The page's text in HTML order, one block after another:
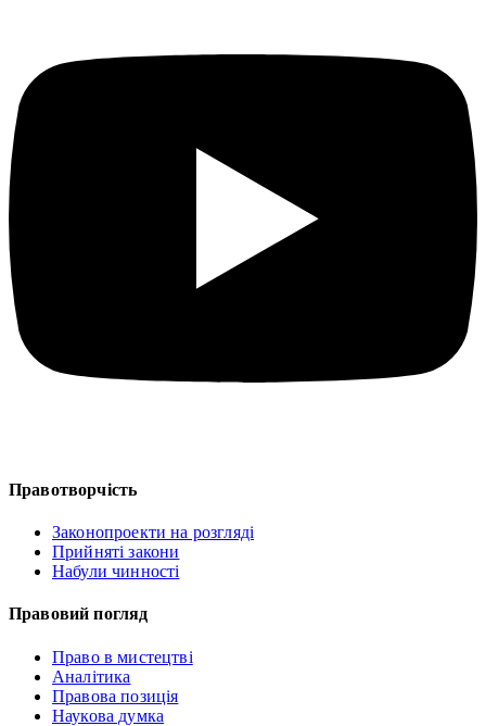
Правотворчість
Законопроекти на розгляді
Прийняті закони
Набули чинності
Правовий погляд
Право в мистецтві
Аналітика
Правова позиція
Наукова думка